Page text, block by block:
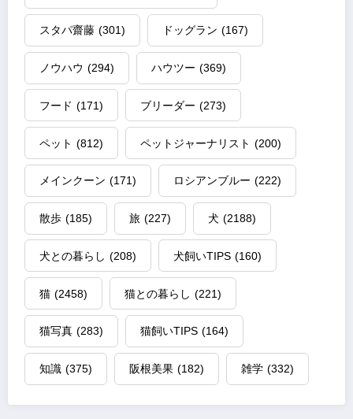
スタパ齋藤 (301) ドッグラン (167)
ノウハウ (294) ハウツー (369)
フード (171) ブリーダー (273)
ペット (812) ペットジャーナリスト (200)
メインクーン (171) ロシアンブルー (222)
散歩 (185) 旅 (227) 犬 (2188)
犬との暮らし (208) 犬飼いTIPS (160)
猫 (2458) 猫との暮らし (221)
猫写真 (283) 猫飼いTIPS (164)
知識 (375) 阪根美果 (182) 雑学 (332)